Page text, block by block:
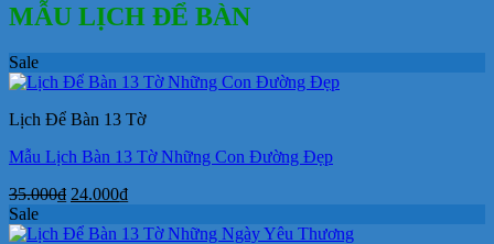
MẪU LỊCH ĐỂ BÀN
Sale
Lịch Để Bàn 13 Tờ
Mẫu Lịch Bàn 13 Tờ Những Con Đường Đẹp
35.000₫ Giá
là:
24.000₫Giá
tại
Sale